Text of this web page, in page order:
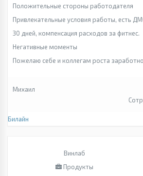
Положительные стороны работодателя
Привлекательные условия работы, есть
30 дней, компенсация расходов за фитнес.
Негативные моменты
Пожелаю себе и коллегам роста
Михаил
Билайн
Винлаб
Продукты